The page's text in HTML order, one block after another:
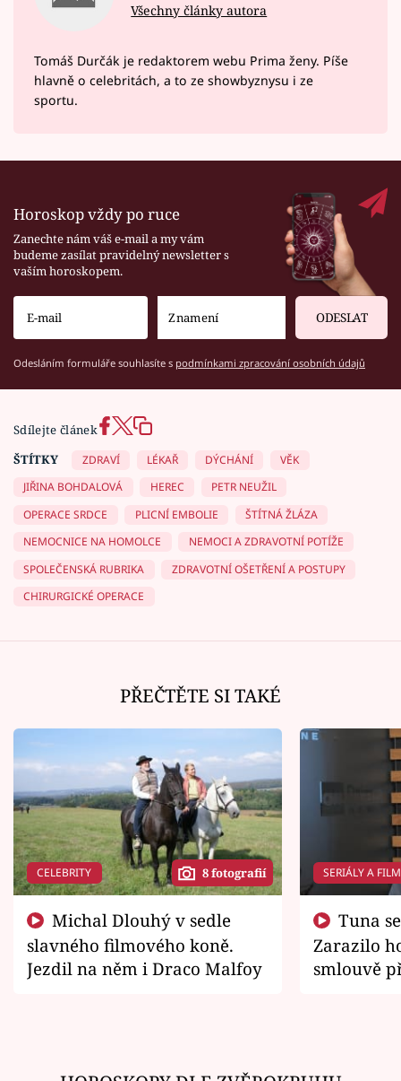
Všechny články autora
Tomáš Durčák je redaktorem webu Prima ženy. Píše
hlavně o celebritách, a to ze showbyznysu i ze
sportu.
Horoskop vždy po ruce
Zanechte nám váš e-mail a my vám
budeme zasílat pravidelný newsletter s
vaším horoskopem.
ODESLAT
Odesláním formuláře souhlasíte s podmínkami zpracování osobních údajů
Sdílejte článek
ŠTÍTKY
ZDRAVÍ LÉKAŘ DÝCHÁNÍ
VĚK
JIŘINA BOHDALOVÁ
HEREC
PETR NEUŽIL
OPERACE SRDCE
PLICNÍ EMBOLIE
ŠTÍTNÁ ŽLÁZA
NEMOCNICE NA HOMOLCE
NEMOCI A ZDRAVOTNÍ POTÍŽE
SPOLEČENSKÁ RUBRIKA
ZDRAVOTNÍ OŠETŘENÍ A POSTUPY
CHIRURGICKÉ OPERACE
PŘEČTĚTE SI TAKÉ
CELEBRITY 8 fotografií
slavného filmového koně.
Jezdil na něm i Draco Malfoy
SERIÁLY A
Zarazilo
smlouvě